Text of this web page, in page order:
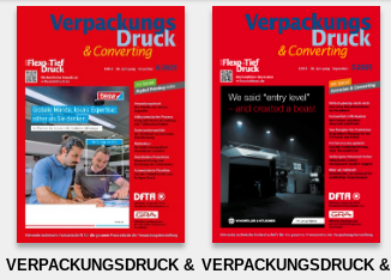
VERPACKUNGSDRUCK & VERPACKUNGSDRUCK &